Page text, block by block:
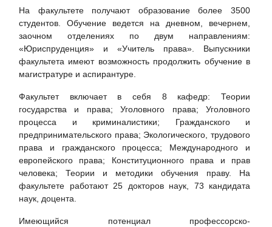
На факультете получают образование более 3500
студентов. Обучение ведется на дневном, вечернем,
заочном отделениях по двум направлениям:
«Юриспруденция» и «Учитель права». Выпускники
факультета имеют возможность продолжить обучение в
магистратуре и аспирантуре.
Факультет включает в себя 8 кафедр: Теории
государства и права; Уголовного права; Уголовного
процесса и криминалистики; Гражданского и
предпринимательского права; Экологического, трудового
права и гражданского процесса; Международного и
европейского права; Конституционного права и прав
человека; Теории и методики обучения праву. На
факультете работают 25 докторов наук, 73 кандидата
наук, доцента.
Имеющийся потенциал профессорско-